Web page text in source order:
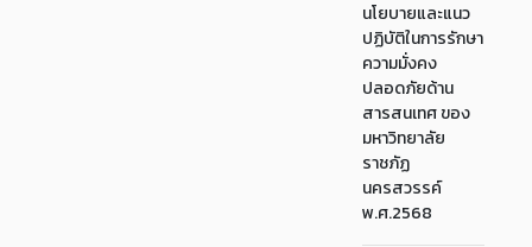
นโยบายและแนว
ปฏิบัติในการรักษา
ความมั่งคง
ปลอดภัยด้าน
สารสนเทศ ของ
มหาวิทยาลัย
ราชภัฏ
นครสวรรค์
พ.ศ.2568